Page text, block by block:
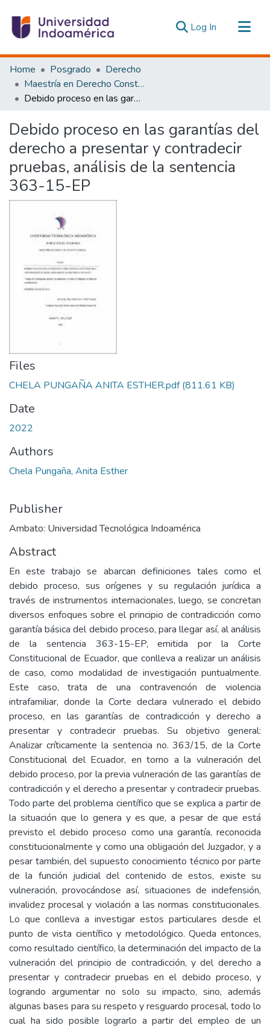
Log In (current)
Communities & Collections
All of DSpace
Statistics
Home Posgrado
Derecho
Maestría en Derecho Constitucional con Mención en Derecho Constitucional
Debido proceso en las garantías del derecho a presentar y contradecir pruebas, análisis de la sentencia 363-15-EP
Debido proceso en las garantías del
derecho a presentar y contradecir
pruebas, análisis de la sentencia
363-15-EP
Files
CHELA PUNGAÑA ANITA ESTHER.pdf(811.61 KB)
Date
2022
Authors
Chela Pungaña, Anita Esther
Publisher
Ambato: Universidad Tecnológica Indoamérica
Abstract
En este trabajo se abarcan definiciones tales como el
debido proceso, sus orígenes y su regulación jurídica a
través de instrumentos internacionales, luego, se concretan
diversos enfoques sobre el principio de contradicción como
garantía básica del debido proceso, para llegar así, al análisis
de la sentencia 363-15-EP, emitida por la Corte
Constitucional de Ecuador, que conlleva a realizar un análisis
de caso, como modalidad de investigación puntualmente.
Este caso, trata de una contravención de violencia
intrafamiliar, donde la Corte declara vulnerado el debido
proceso, en las garantías de contradicción y derecho a
presentar y contradecir pruebas. Su objetivo general:
Analizar críticamente la sentencia no. 363/15, de la Corte
Constitucional del Ecuador, en torno a la vulneración del
debido proceso, por la previa vulneración de las garantías de
contradicción y el derecho a presentar y contradecir pruebas.
Todo parte del problema científico que se explica a partir de
la situación que lo genera y es que, a pesar de que está
previsto el debido proceso como una garantía, reconocida
constitucionalmente y como una obligación del Juzgador, y a
pesar también, del supuesto conocimiento técnico por parte
de la función judicial del contenido de estos, existe su
vulneración, provocándose así, situaciones de indefensión,
invalidez procesal y violación a las normas constitucionales.
Lo que conlleva a investigar estos particulares desde el
punto de vista científico y metodológico. Queda entonces,
como resultado científico, la determinación del impacto de la
vulneración del principio de contradicción, y del derecho a
presentar y contradecir pruebas en el debido proceso, y
logrando argumentar no solo su impacto, sino, además
algunas bases para su respeto y resguardo procesal, todo lo
cual ha sido posible lograrlo a partir del empleo de un